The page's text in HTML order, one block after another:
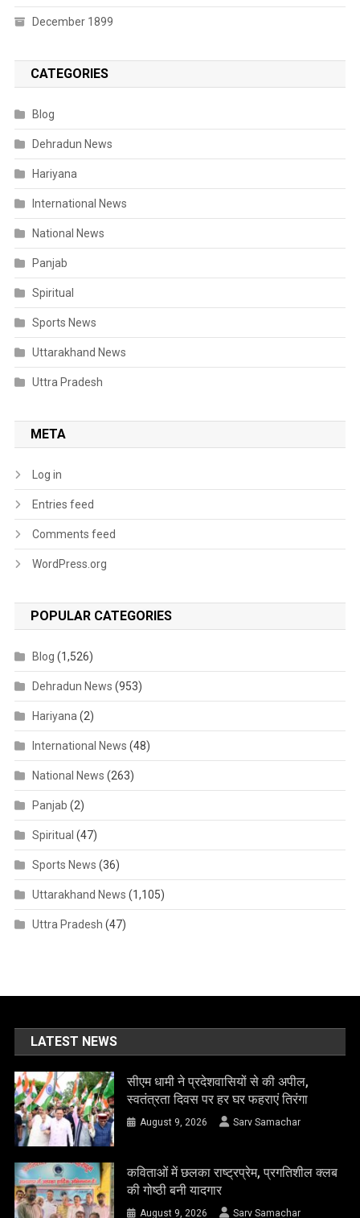
December 1899
CATEGORIES
Blog
Dehradun News
Hariyana
International News
National News
Panjab
Spiritual
Sports News
Uttarakhand News
Uttra Pradesh
META
Log in
Entries feed
Comments feed
WordPress.org
POPULAR CATEGORIES
Blog (1,526)
Dehradun News (953)
Hariyana (2)
International News (48)
National News (263)
Panjab (2)
Spiritual (47)
Sports News (36)
Uttarakhand News (1,105)
Uttra Pradesh (47)
LATEST NEWS
सीएम धामी ने प्रदेशवासियों से की अपील,
स्वतंत्रता दिवस पर हर घर फहराएं तिरंगा
August 9, 2026 Sarv Samachar
कविताओं में छलका राष्ट्रप्रेम, प्रगतिशील क्लब
की गोष्ठी बनी यादगार
August 9, 2026 Sarv Samachar